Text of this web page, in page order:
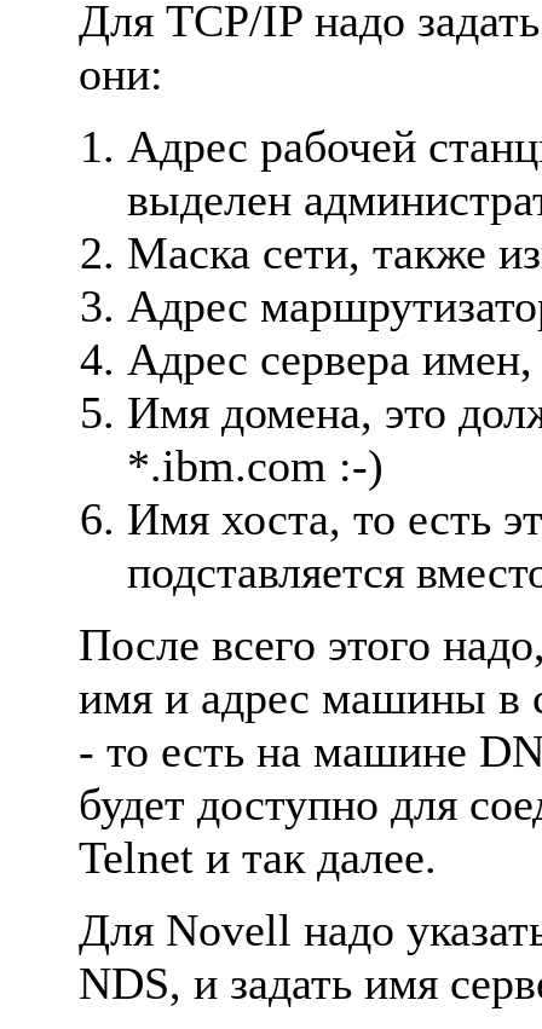
Для TCP/IP надо
они:
Адрес рабочей
выделен
Маска сети, также
Адрес
Адрес сервера
Имя домена, это
*.ibm.com :-)
Имя хоста, то есть
подставляется
После всего этого
имя и адрес машины в
- то есть на машине
будет доступно для
Telnet и так далее.
Для Novell надо
NDS, и задать имя